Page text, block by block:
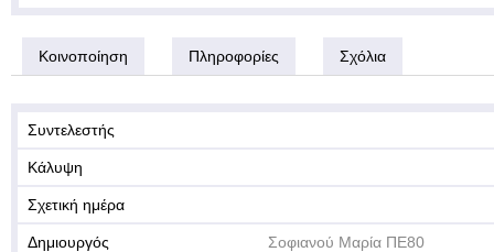
Κοινοποίηση Πληροφορίες Σχόλια
Συντελεστής
Κάλυψη
Σχετική ημέρα
Δημιουργός Σοφιανού Μαρία ΠΕ80